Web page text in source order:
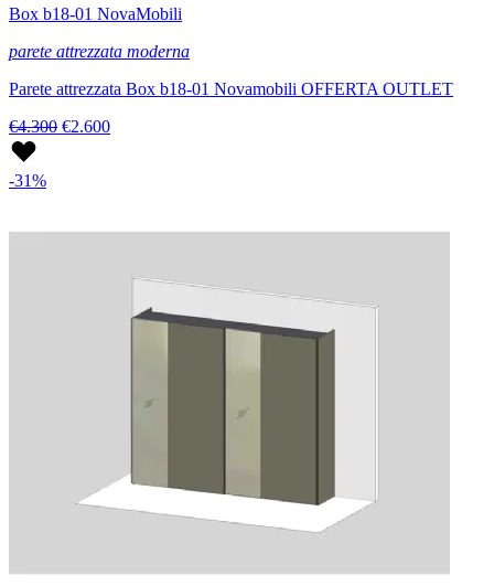
Box b18-01 NovaMobili
parete attrezzata moderna
Parete attrezzata Box b18-01 Novamobili OFFERTA OUTLET
€4.300 €2.600
-31%